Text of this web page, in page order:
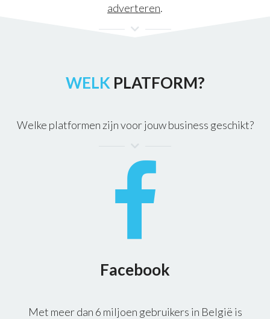
adverteren.
WELK PLATFORM?
Welke platformen zijn voor jouw business geschikt?
Facebook
Met meer dan 6 miljoen gebruikers in België is